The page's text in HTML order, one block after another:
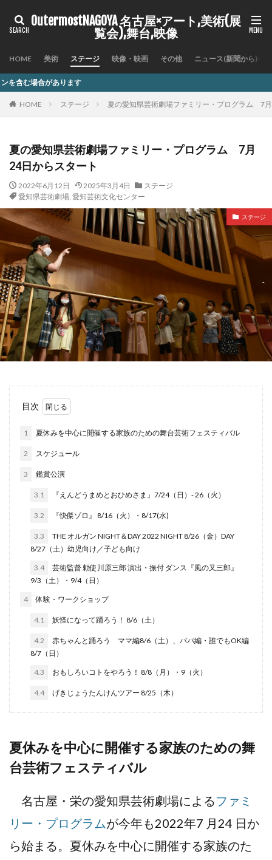
OutermostNAGOYA 名古屋×アート,美術(展
覧会),舞台,映像
HOME 美術 ステージ 映像・映画 その他 ニュース(新聞から)
HOME ステージ 夏の愛知県芸術劇場ファミリー・プログラム 7
夏の愛知県芸術劇場ファミリー・プログラム 7月
24日からスタート
2022年6月12日 2025年3月4日
ステージ
愛知県芸術劇場, 愛知芸術文化センター
ステージ
目次
1 夏休みを中心に開催する家族のための舞台芸術フェスティバル
2 スケジュール
3 鑑賞公演
3.1 『えんどうまめとおひめさま』7/24（日）- 26（火）
3.2 『快傑ゾロ』 8/16（火）・8/17(水)
3.3
THE オルガン NIGHT＆DAY 2022 NIGHT 8/26（金）DAY
8/27（土）幼児向け／子ども向け
3.4
芸術監督 勅使川原三郎 演出・振付 ダンス『風の又三郎』
9/3（土）・9/4（日）
4 体験・ワークショップ
4.1 妖怪になって踊ろう！ 8/6（土）
4.2
赤ちゃんと踊ろう ママ編8/6（土）、パパ編・誰でもOK編
8/7（日）
4.3 おもしろいコトをやろう！ 8/8（月）・9（火）
4.4 げきじょうたんけんツアー 8/25（木）
夏休みを中心に開催する家族のための舞
台芸術フェスティバル
名古屋・栄の愛知県芸術劇場によるファミ
リー・プログラムが今年も2022年7 月24 日か
ら始まる。夏休みを中心に開催する家族のた